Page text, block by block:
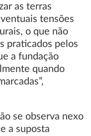
as terras
tensões
o que não
praticados pelos
a fundação
quando
se observa nexo
a suposta